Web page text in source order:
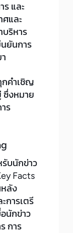
ร และ
ศและ
ริหาร
ยันการ
กคำเชิญ
ซึ่งหมาย
ร
รับนักข่าว
Facts
ลัง
การเตรี
นักข่าว
การ